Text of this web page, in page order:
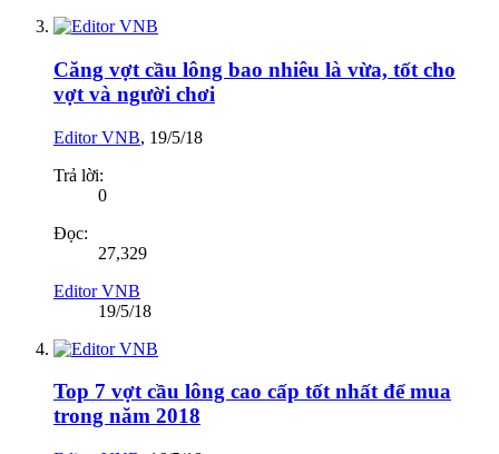
Căng vợt cầu lông bao nhiêu là vừa, tốt cho
vợt và người chơi
Editor VNB, 19/5/18
Trả lời:
0
Đọc:
27,329
Editor VNB
19/5/18
Top 7 vợt cầu lông cao cấp tốt nhất để mua
trong năm 2018